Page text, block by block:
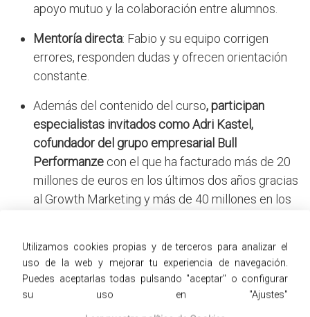
apoyo mutuo y la colaboración entre alumnos.
Mentoría directa: Fabio y su equipo corrigen
errores, responden dudas y ofrecen orientación
constante.
Además del contenido del curso, participan
especialistas invitados como Adri Kastel,
cofundador del grupo empresarial Bull
Performanze con el que ha facturado más de 20
millones de euros en los últimos dos años gracias
al Growth Marketing y más de 40 millones en los
extra mensual de Adri, además de otros expertos
relacionados con el marketing digital que
contarán sus experiencias.
Utilizamos cookies propias y de terceros para analizar el
uso de la web y mejorar tu experiencia de navegación.
Puedes aceptarlas todas pulsando "aceptar" o configurar
su uso en "Ajustes"